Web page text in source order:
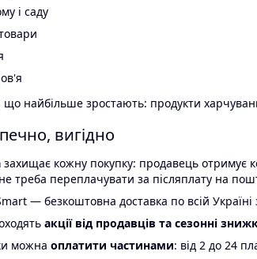
і саду
що найбільше зростають: продукти
вигідно
захищає кожну покупку: продавець отримує
треба переплачувати за післяплату на
— безкоштовна доставка по всій
акції від продавців та сезонні
можна оплатити частинами: від 2 до 24